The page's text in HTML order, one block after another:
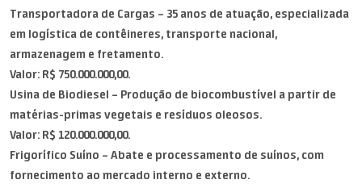
Transportadora de Cargas – 35 anos de atuação, especializada
em logística de contêineres, transporte nacional,
armazenagem e fretamento.
Valor: R$ 750.000.000,00.
Usina de Biodiesel – Produção de biocombustível a partir de
matérias-primas vegetais e resíduos oleosos.
Valor: R$ 120.000.000,00.
Frigorífico Suíno – Abate e processamento de suínos, com
fornecimento ao mercado interno e externo.